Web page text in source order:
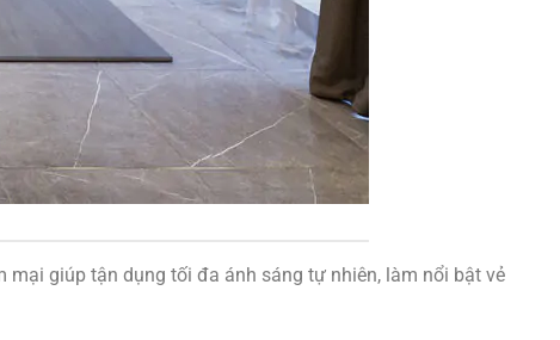
mại giúp tận dụng tối đa ánh sáng tự nhiên, làm nổi bật vẻ